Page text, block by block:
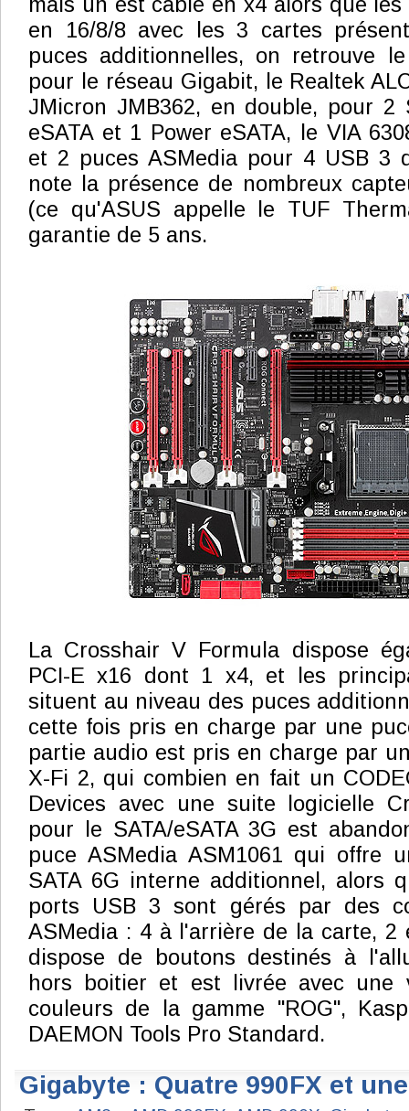
en 16/8/8 avec les 3 cartes
puces additionnelles, on retrouve le
pour le réseau Gigabit, le Realtek
JMicron JMB362, en double, pour 2
eSATA et 1 Power eSATA, le VIA
et 2 puces ASMedia pour 4 USB 3
note la présence de nombreux
(ce qu'ASUS appelle le TUF
garantie de 5 ans.
La Crosshair V Formula dispose
PCI-E x16 dont 1 x4, et les
situent au niveau des puces
cette fois pris en charge par une
partie audio est pris en charge par
X-Fi 2, qui combien en fait un
Devices avec une suite logicielle
pour le SATA/eSATA 3G est
puce ASMedia ASM1061 qui offre
SATA 6G interne additionnel, alors
ports USB 3 sont gérés par des
ASMedia : 4 à l'arrière de la carte, 2
dispose de boutons destinés à
hors boitier et est livrée avec une
couleurs de la gamme "ROG",
DAEMON Tools Pro Standard.
Gigabyte : Quatre 990FX et